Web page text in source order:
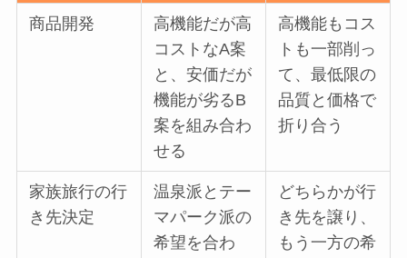
商品開発
高機能だが高
コストなA案
と、安価だが
機能が劣るB
案を組み合わ
せる
高機能もコス
トも一部削っ
て、最低限の
品質と価格で
折り合う
家族旅行の行
き先決定
温泉派とテー
マパーク派の
希望を合わ
どちらかが行
き先を譲り、
もう一方の希